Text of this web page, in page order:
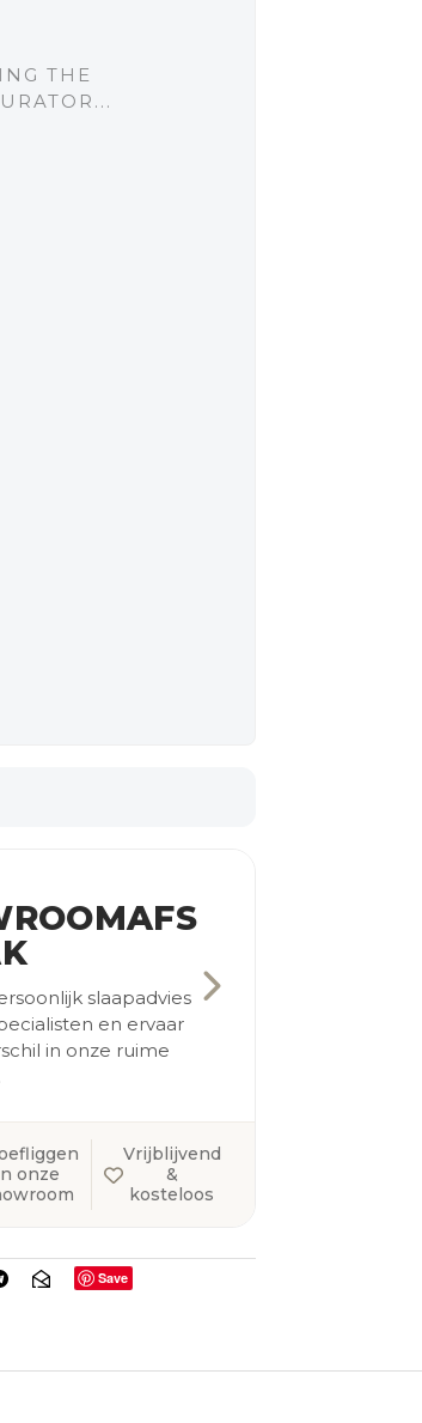
slaapadvies
en ervaar
in onze ruime
onze
Vrijblijvend
&
kosteloos
Save